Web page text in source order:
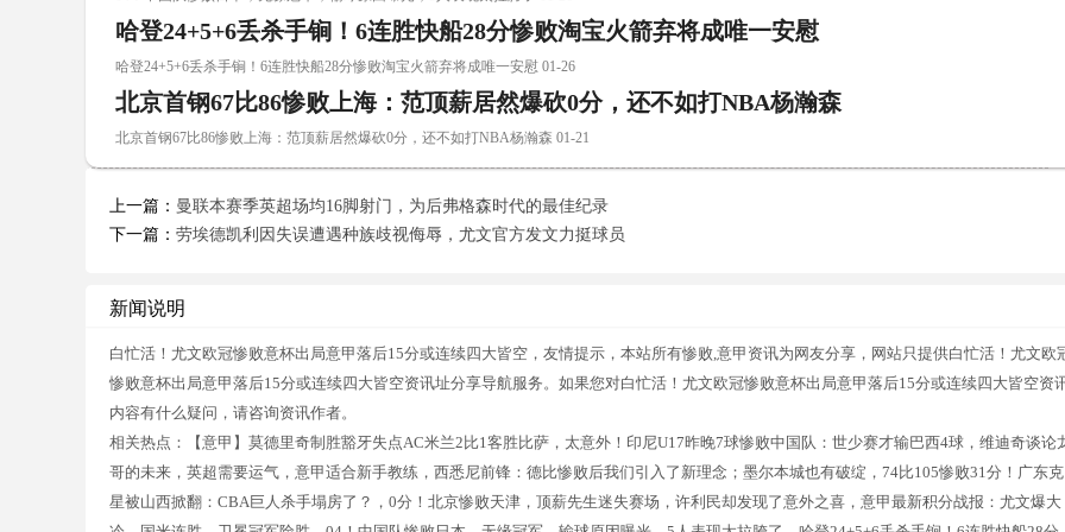
哈登24+5+6丢杀手锏！6连胜快船28分惨败淘宝火箭弃将成唯一安慰
哈登24+5+6丢杀手锏！6连胜快船28分惨败淘宝火箭弃将成唯一安慰 01-26
北京首钢67比86惨败上海：范顶薪居然爆砍0分，还不如打NBA杨瀚森
北京首钢67比86惨败上海：范顶薪居然爆砍0分，还不如打NBA杨瀚森 01-21
上一篇： 曼联本赛季英超场均16脚射门，为后弗格森时代的最佳纪录
下一篇： 劳埃德凯利因失误遭遇种族歧视侮辱，尤文官方发文力挺球员
新闻说明
白忙活！尤文欧冠惨败意杯出局意甲落后15分或连续四大皆空，友情提示，本站所有惨败,意甲资讯为网友分享，网站只提供白忙活！尤文欧
惨败意杯出局意甲落后15分或连续四大皆空资讯址分享导航服务。如果您对白忙活！尤文欧冠惨败意杯出局意甲落后15分或连续四大皆空资
内容有什么疑问，请咨询资讯作者。
相关热点：【意甲】莫德里奇制胜豁牙失点AC米兰2比1客胜比萨，太意外！印尼U17昨晚7球惨败中国队：世少赛才输巴西4球，维迪奇谈论
哥的未来，英超需要运气，意甲适合新手教练，西悉尼前锋：德比惨败后我们引入了新理念；墨尔本城也有破绽，74比105惨败31分！广东克
星被山西掀翻：CBA巨人杀手塌房了？，0分！北京惨败天津，顶薪先生迷失赛场，许利民却发现了意外之喜，意甲最新积分战报：尤文爆大